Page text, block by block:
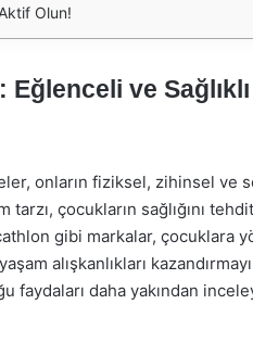
Olun!
ve
onların fiziksel, zihinsel ve
çocukların sağlığını
gibi markalar, çocuklara
alışkanlıkları
faydaları daha yakından